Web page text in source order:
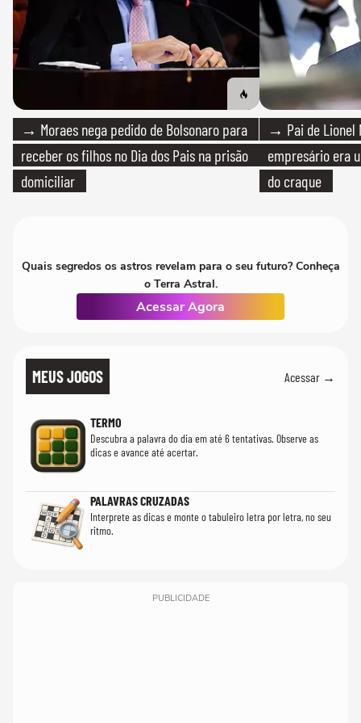
→ Moraes nega pedido de Bolsonaro para
receber os filhos no Dia dos Pais na prisão
domiciliar
→ Pai de Lionel
empresário era
do craque
Quais segredos os astros revelam para o seu futuro? Conheça
o Terra Astral.
Acessar Agora
MEUS JOGOS Acessar →
TERMO
Descubra a palavra do dia em até 6 tentativas. Observe as
dicas e avance até acertar.
PALAVRAS CRUZADAS
Interprete as dicas e monte o tabuleiro letra por letra, no seu
ritmo.
PUBLICIDADE